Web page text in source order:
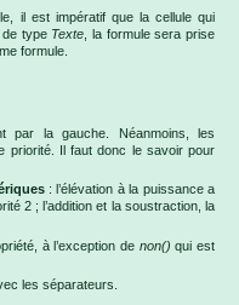
il est impératif que la cellule qui
de type Texte , la formule sera prise
formule.
par la gauche. Néanmoins, les
priorité. Il faut donc le savoir pour
: l’élévation à la puissance a
2 ; l’addition et la soustraction, la
à l’exception de non()qui est
les séparateurs.